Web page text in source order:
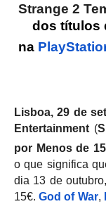
Strange 2
dos títulos
na
Lisboa, 29 de
Entertainment (
por Menos de
o que significa
dia 13 de
15€.God of War,